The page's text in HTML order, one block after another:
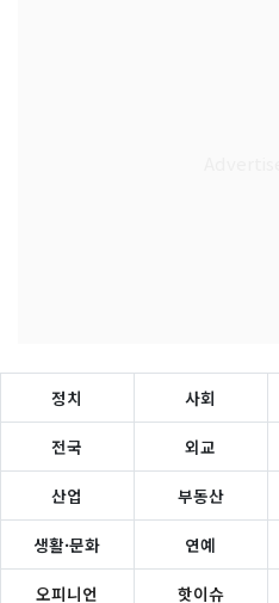
정치 사회
전국 외교
산업 부동산
생활·문화 연예
오피니언 핫이슈